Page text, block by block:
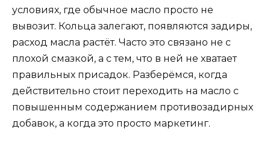
условиях, где обычное масло просто не
вывозит. Кольца залегают, появляются задиры,
расход масла растёт. Часто это связано не с
плохой смазкой, а с тем, что в ней не хватает
правильных присадок. Разберёмся, когда
действительно стоит переходить на масло с
повышенным содержанием противозадирных
добавок, а когда это просто маркетинг.